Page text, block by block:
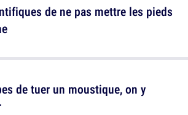
de ne pas mettre les pieds
de tuer un moustique, on y